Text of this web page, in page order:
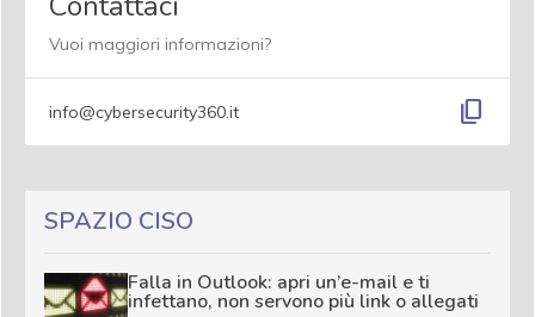
Vuoi maggiori informazioni?
info@cybersecurity360.it content_copy
SPAZIO CISO
Falla in Outlook: apri un’e-mail e ti
infettano, non servono più link o allegati